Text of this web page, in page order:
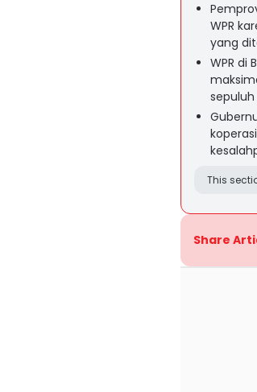
WPR
yang
WPR di
This
Share